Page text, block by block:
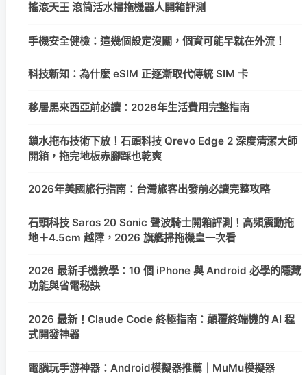
搖滾天王 滾筒活水掃拖機器人開箱評測
手機安全健檢：這幾個設定沒關，個資可能早就在外流！
科技新知：為什麼 eSIM 正逐漸取代傳統 SIM 卡
移居馬來西亞前必讀：2026年生活費用完整指南
鎖水拖布技術下放！石頭科技 Qrevo Edge 2 深度清潔大師
開箱，拖完地板赤腳踩也乾爽
2026年美國旅行指南：台灣旅客出發前必讀完整攻略
石頭科技 Saros 20 Sonic 聲波騎士開箱評測！高頻震動拖
地＋4.5cm 越障，2026 旗艦掃拖機皇一次看
2026 最新手機教學：10 個 iPhone 與 Android 必學的隱藏
功能與省電秘訣
2026 最新！Claude Code 終極指南：顛覆終端機的 AI 程
式開發神器
電腦玩手游神器：Android模擬器推薦｜MuMu模擬器